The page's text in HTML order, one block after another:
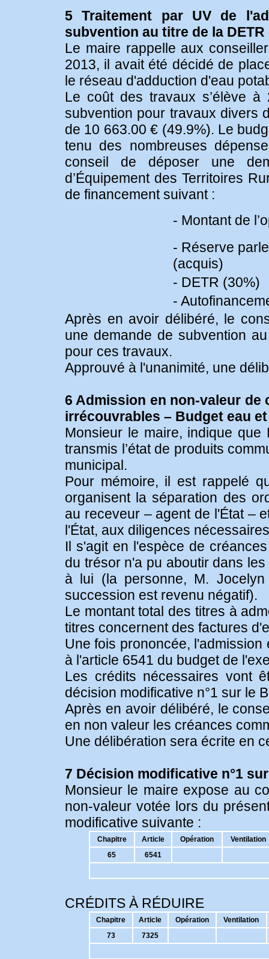
5 Traitement par UV de
subvention au titre de la DETR
Le maire rappelle aux
2013, il avait été décidé de
le réseau d'adduction d'eau
Le coût des travaux s’élève
subvention pour travaux divers
de 10 663.00 € (49.9%). Le
tenu des nombreuses
conseil de déposer une
d’Équipement des Territoires
de financement suivant :
- Montant de
- Réserve
(acquis)
- DETR (30%)
-
Après en avoir délibéré, le
une demande de subvention
pour ces travaux.
Approuvé à l'unanimité, une
6 Admission en non-valeur de
irrécouvrables – Budget eau
Monsieur le maire, indique
transmis l’état de produits
municipal.
Pour mémoire, il est rappelé
organisent la séparation des
au receveur – agent de l'État –
l'État, aux diligences
Il s'agit en l'espèce de
du trésor n'a pu aboutir dans
à lui (la personne, M.
succession est revenu négatif).
Le montant total des titres à
titres concernent des factures
Une fois prononcée,
à l'article 6541 du budget de
Les crédits nécessaires vont
décision modificative n°1 sur le
Après en avoir délibéré, le
en non valeur les créances
Une délibération sera écrite en
7 Décision modificative n°1
Monsieur le maire expose au
non-valeur votée lors du
modificative suivante :
Chapitre Article Opération
Ventilation
65
6541
CRÉDITS À RÉDUIRE
Chapitre Article Opération
Ventilation
73
7325